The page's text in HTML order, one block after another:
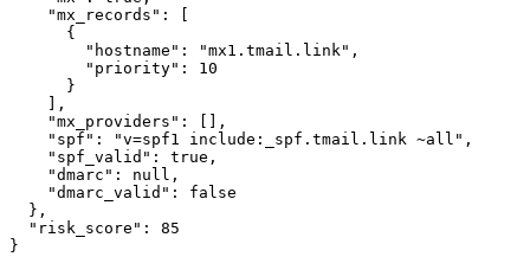
    "mx_records": [
      {
        "hostname": "mx1.tmail.link",
        "priority": 10
      }
    ],
    "mx_providers": [],
    "spf": "v=spf1 include:_spf.tmail.link ~all",
    "spf_valid": true,
    "dmarc": null,
    "dmarc_valid": false
  },
  "risk_score": 85
}